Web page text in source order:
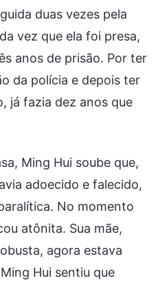
duas vezes pela
vez que ela foi presa,
anos de prisão. Por ter
da polícia e depois ter
já fazia dez anos que
Ming Hui soube que,
adoecido e falecido,
No momento
atônita. Sua mãe,
agora estava
Hui sentiu que